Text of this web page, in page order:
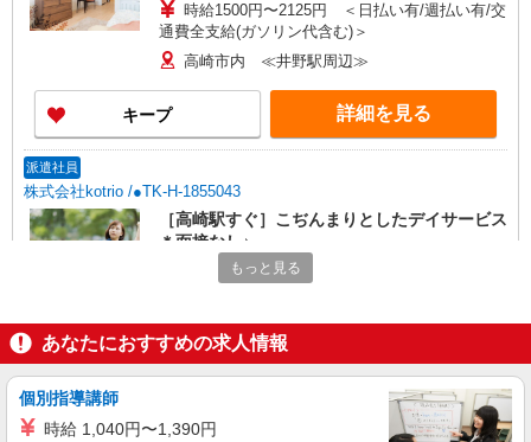
時給1500円〜2125円 ＜日払い有/週払い有/交
通費全支給(ガソリン代含む)＞
高崎市内 ≪井野駅周辺≫
キープ 詳細を見る
派遣社員
株式会社kotrio /●TK-H-1855043
［高崎駅すぐ］こぢんまりとしたデイサービス
＊面接なし♪
時給1500円〜2125円 ＜日払い有/週払い有/交
高崎市 交通費全額支給
キープ 詳細を見る
派遣社員
もっと見る
あなたにおすすめの求人情報
個別指導講師
時給 1,040円〜1,390円